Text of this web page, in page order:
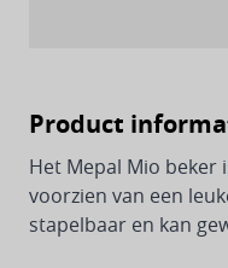
Product
Het Mepal Mio beker
voorzien van een
stapelbaar en kan